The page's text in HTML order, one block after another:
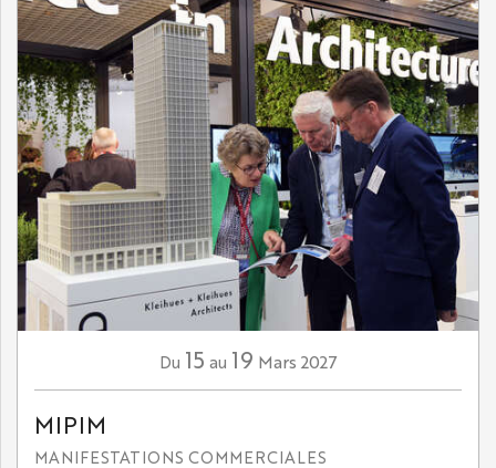
Du 15 au 19 Mars 2027
MIPIM
MANIFESTATIONS COMMERCIALES